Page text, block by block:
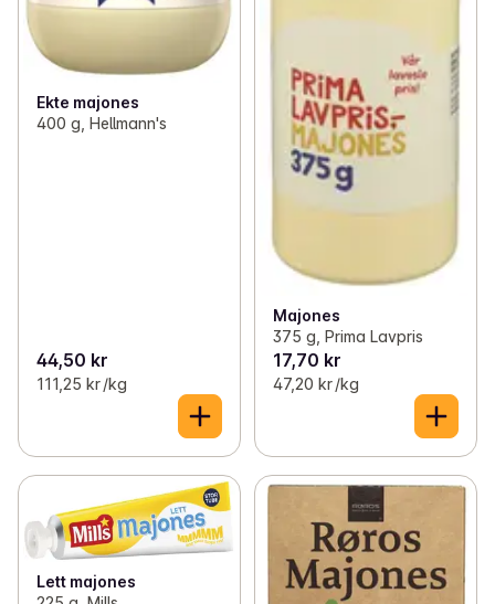
Ekte majones
400 g, Hellmann's
44,50 kr
111,25 kr /kg
Majones
375 g, Prima Lavpris
17,70 kr
47,20 kr /kg
Lett majones